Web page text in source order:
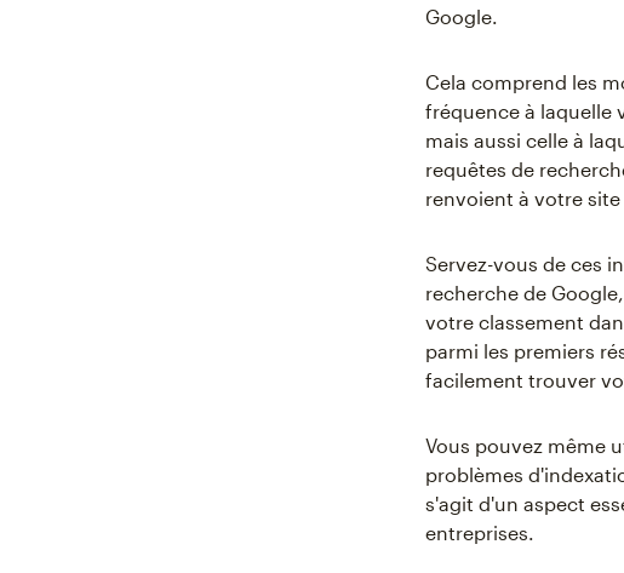
Google.
Cela comprend les
fréquence à laquelle
mais aussi celle à
requêtes de
renvoient à votre site
Servez-vous de ces
recherche de
votre classement
parmi les premiers
facilement trouver
Vous pouvez même
problèmes
s'agit d'un aspect
entreprises.